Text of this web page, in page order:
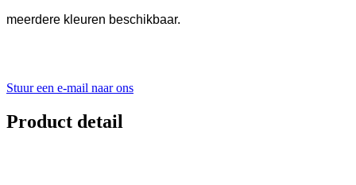
meerdere kleuren beschikbaar.
Stuur een e-mail naar ons
Product detail